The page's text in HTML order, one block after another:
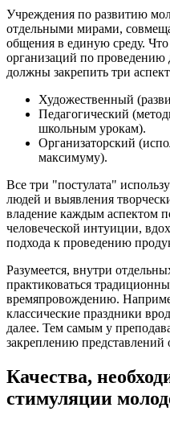
Учреждения по развитию
отдельными мирами,
общения в единую среду. Что
организаций по проведению
должны закрепить три
Художественный
Педагогический
школьным урокам).
Организаторский
максимуму).
Все три "постулата"
людей и выявления
владение каждым аспектом
человеческой интуиции,
подхода к проведению
Разумеется, внутри
практиковаться
времяпровождению.
классические праздники
далее. Тем самым у
закреплению представлений
Качества,
стимуляции